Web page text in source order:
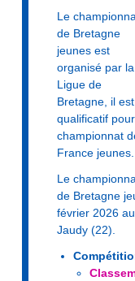
Le
de Bretagne
jeunes est
organisé par la
Ligue de
Bretagne, il est
qualificatif
championnat
France jeunes.
Le
de Bretagne
février 2026
Jaudy (22).